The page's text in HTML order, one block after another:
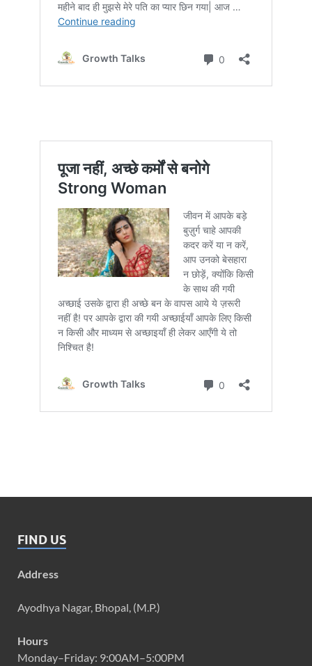
FIND US
Address
Ayodhya Nagar, Bhopal, (M.P.)
Hours
Monday–Friday: 9:00AM–5:00PM